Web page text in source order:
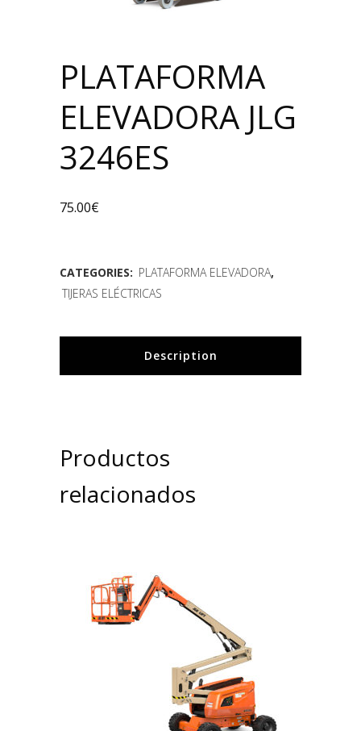
PLATAFORMA
ELEVADORA JLG
3246ES
75.00€
CATEGORIES: PLATAFORMA ELEVADORA,
TIJERAS ELÉCTRICAS
Description
Productos
relacionados